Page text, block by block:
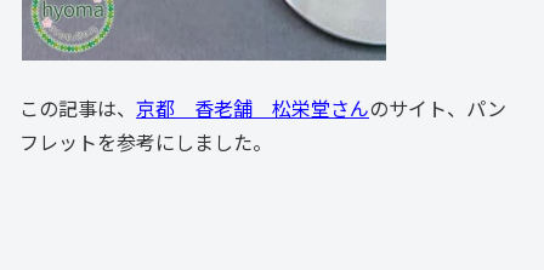
この記事は、 京都 香老舗 松栄堂さんのサイト、パン
フレットを参考にしました。